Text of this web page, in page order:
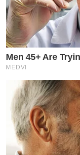
Men 45+ Are
MEDVI